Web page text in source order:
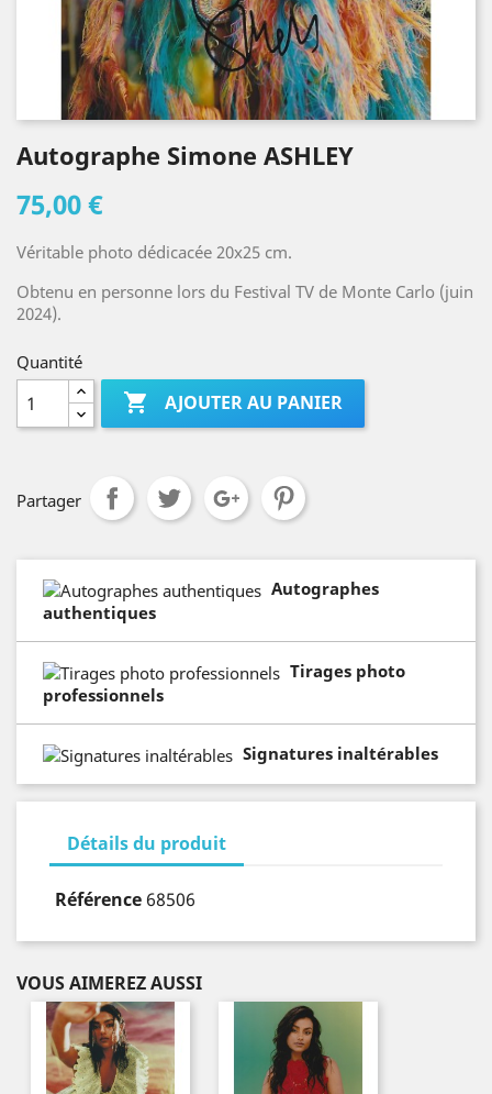
Autographe Simone ASHLEY
75,00 €
Véritable photo dédicacée 20x25 cm.
Obtenu en personne lors du Festival TV de Monte Carlo (juin
2024).
Quantité
 AJOUTER AU PANIER
Partager
Autographes
authentiques
Tirages photo
professionnels
Signatures inaltérables
Détails du produit
Référence 68506
VOUS AIMEREZ AUSSI